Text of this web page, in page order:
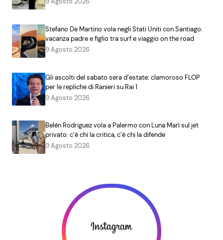
Stefano De Martino vola negli Stati Uniti con Santiago:
vacanza padre e figlio tra surf e viaggio on the road
9 Agosto 2026
Gli ascolti del sabato sera d’estate: clamoroso FLOP
per le repliche di Ranieri su Rai 1
9 Agosto 2026
Belén Rodriguez vola a Palermo con Luna Marì sul jet
privato: c’è chi la critica, c’è chi la difende
9 Agosto 2026